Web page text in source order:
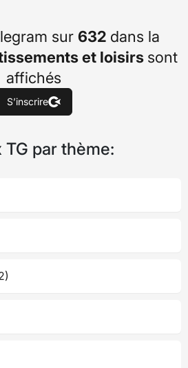
sur 632 dans la
et loisirs sont
affichés
S’inscrire
par thème: